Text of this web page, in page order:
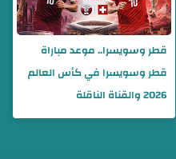
قطر وسويسرا.. موعد مباراة
قطر وسويسرا في كأس العالم
2026 والقناة الناقلة